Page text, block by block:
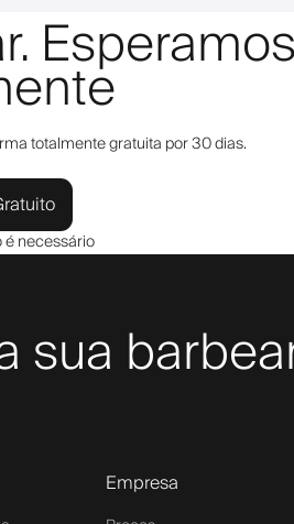
totalmente gratuita por 30 dias.
é necessário
sua
Empresa